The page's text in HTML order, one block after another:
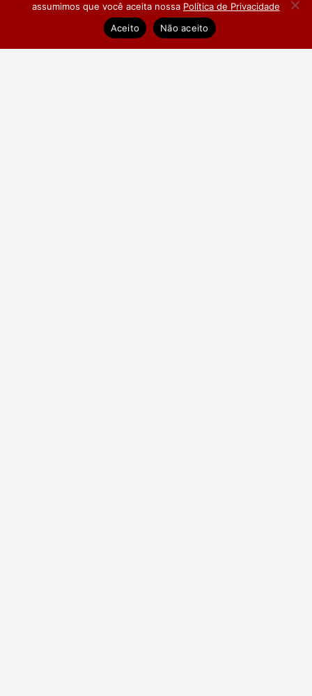
Pesquisa de Satisfação
assumimos que você aceita nossa Política de Privacidade
Aceito
Não aceito